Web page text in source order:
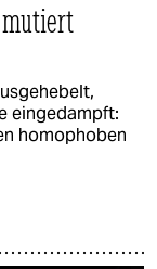
eingedampft:
homophoben